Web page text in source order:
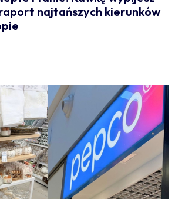
raport najtańszych kierunków